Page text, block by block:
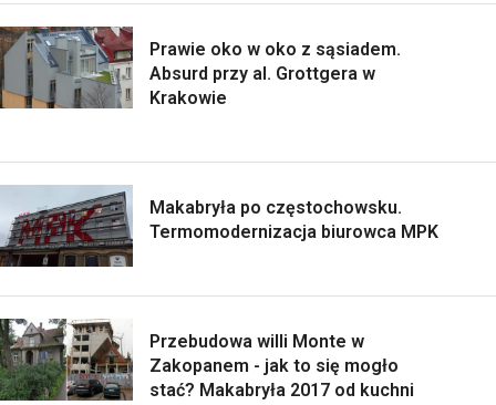
Prawie oko w oko z sąsiadem.
Absurd przy al. Grottgera w
Krakowie
Makabryła po częstochowsku.
Termomodernizacja biurowca MPK
Przebudowa willi Monte w
Zakopanem - jak to się mogło
stać? Makabryła 2017 od kuchni